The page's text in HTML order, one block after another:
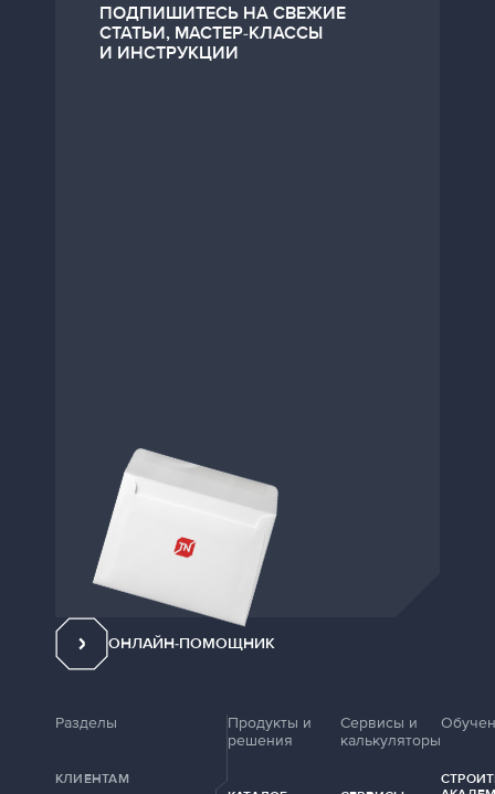
ПОДПИШИТЕСЬ НА СВЕЖИЕ
СТАТЬИ, МАСТЕР-КЛАССЫ
И ИНСТРУКЦИИ
ОНЛАЙН-ПОМОЩНИК
Разделы
КЛИЕНТАМ
Продукты и
решения
Сервисы и
калькуляторы